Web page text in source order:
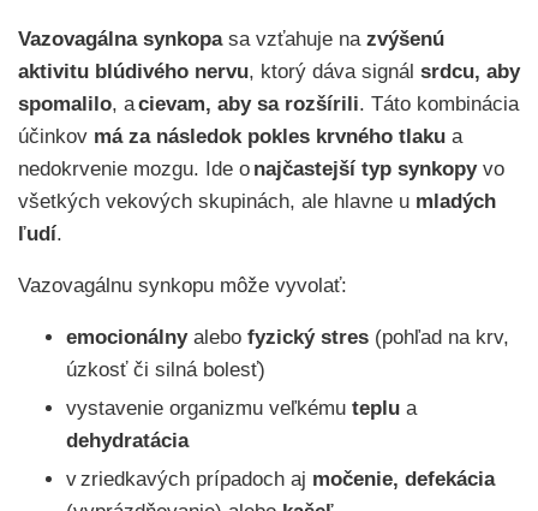
Vazovagálna synkopasa vzťahuje na zvýšenú
aktivitu blúdivého nervu, ktorý dáva signál srdcu, aby
spomalilo, acievam, aby sa rozšírili. Táto kombinácia
účinkov má za následok pokles krvného tlaku a
nedokrvenie mozgu. Ide o najčastejší typ synkopyvo
všetkých vekových skupinách, ale hlavne u mladých
ľudí.
Vazovagálnu synkopu môže vyvolať:
emocionálnyalebo fyzický stres (pohľad na krv,
úzkosť či silná bolesť)
vystavenie organizmu veľkému teplu a
dehydratácia
v zriedkavých prípadoch aj močenie, defekácia